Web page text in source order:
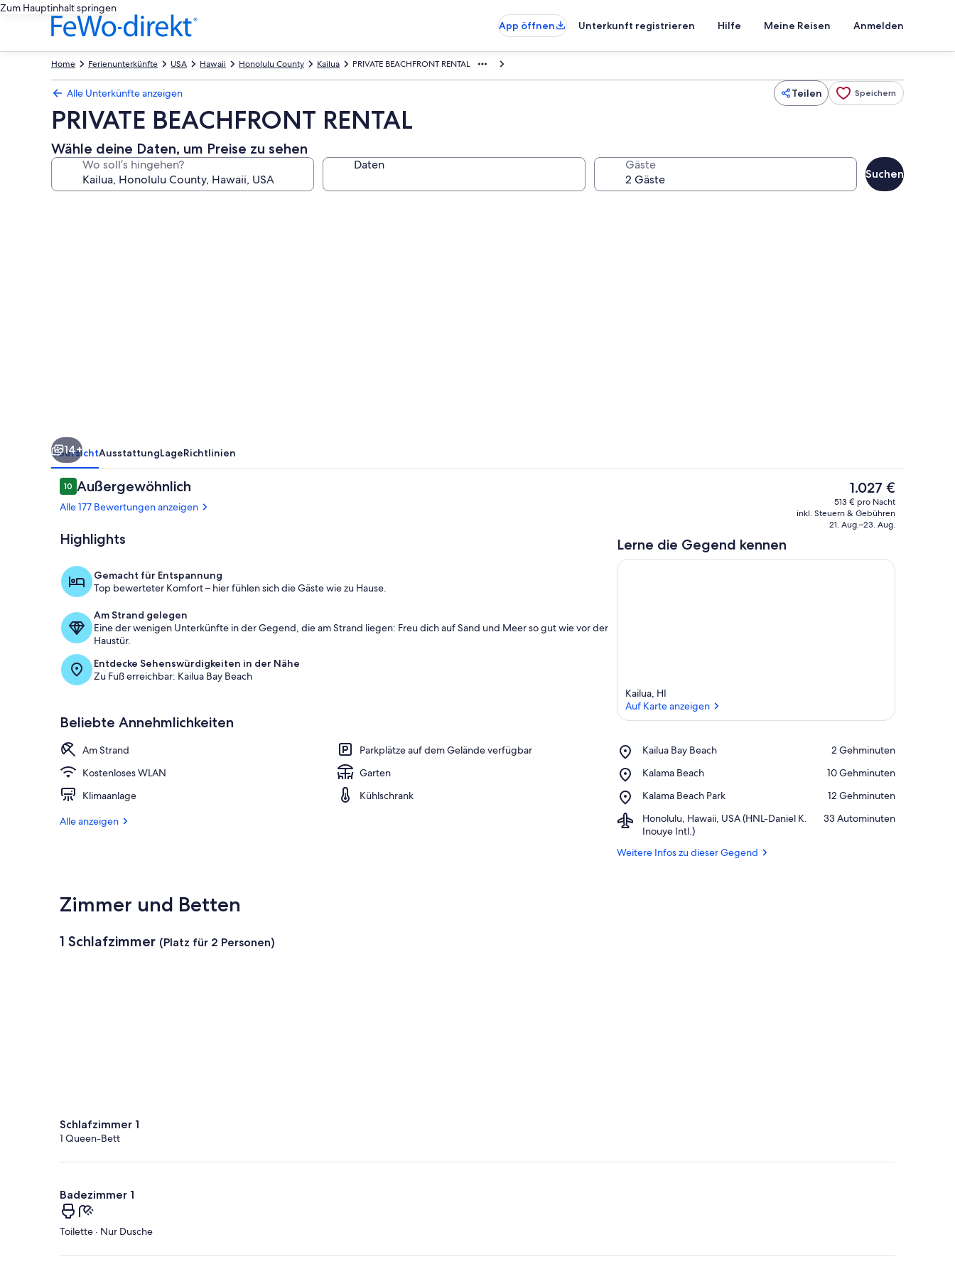
Zum Hauptinhalt springen
App öffnen
Unterkunft registrieren Hilfe Meine Reisen Anmelden
PRIVATE BEACHFRONT RENTAL
Kailua
Honolulu County
Hawaii
USA
Ferienunterkünfte
Home
Alle Unterkünfte anzeigen Teilen Speichern
PRIVATE BEACHFRONT RENTAL
Wähle deine Daten, um Preise zu sehen
Wo soll’s hingehen? Daten Gäste
Suchen
14+
ÜbersichtAusstattungLageRichtlinien
Bewertungen
1010 von 10.
Außergewöhnlich
Alle 177 Bewertungen anzeigen
Highlights
Gemacht für Entspannung
Top bewerteter Komfort – hier fühlen sich die Gäste wie zu Hause.
Am Strand gelegen
Eine der wenigen Unterkünfte in der Gegend, die am Strand liegen: Freu dich auf Sand und Meer so gut wie vor der
Haustür.
Entdecke Sehenswürdigkeiten in der Nähe
Zu Fuß erreichbar: Kailua Bay Beach
Beliebte Annehmlichkeiten
Am Strand
Parkplätze auf dem Gelände verfügbar
Kostenloses WLAN
Garten
Klimaanlage
Kühlschrank
Alle anzeigen
Der
aktuelle
Preis
beträgt
1.027 €
513 € pro Nacht
inkl. Steuern & Gebühren
21. Aug.–23. Aug.
Lerne die Gegend kennen
Kailua, HI
Auf Karte anzeigen
Kailua Bay Beach
Place,
Bay
‪2 Gehminuten‬
Kalama Beach
Place,
Beach
‪10 Gehminuten‬
Kalama Beach Park
Place,
Beach
Park
‪12 Gehminuten‬
Honolulu, Hawaii, USA (HNL-Daniel K.
Inouye Intl.)
Airport,
Honolulu,
USA
‪33 Autominuten‬
Weitere Infos zu dieser Gegend
Zimmer und Betten
1 Schlafzimmer (Platz für 2 Personen)
Schlafzimmer 1
1 Queen-Bett
Badezimmer 1
Toilette · Nur Dusche